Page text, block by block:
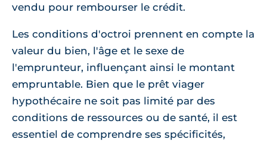
vendu pour rembourser le crédit.
Les conditions d'octroi prennent en compte la
valeur du bien, l'âge et le sexe de
l'emprunteur, influençant ainsi le montant
empruntable. Bien que le prêt viager
hypothécaire ne soit pas limité par des
conditions de ressources ou de santé, il est
essentiel de comprendre ses spécificités,